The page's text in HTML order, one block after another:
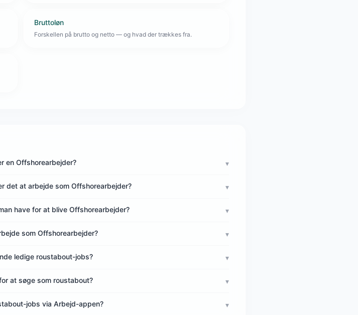
Bruttoløn
Forskellen på brutto og netto — og hvad der trækkes fra.
en Offshorearbejder? ▾
det at arbejde som Offshorearbejder? ▾
have for at blive Offshorearbejder? ▾
som Offshorearbejder? ▾
ledige roustabout-jobs? ▾
at søge som roustabout? ▾
jobs via Arbejd-appen? ▾